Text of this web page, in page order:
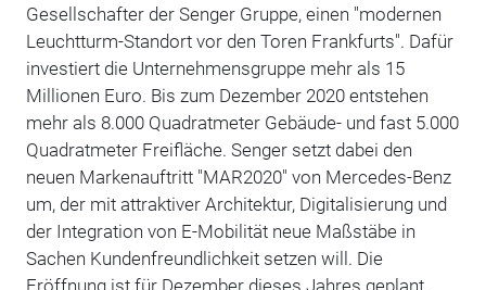
Gesellschafter der Senger Gruppe, einen "modernen
Leuchtturm-Standort vor den Toren Frankfurts". Dafür
investiert die Unternehmensgruppe mehr als 15
Millionen Euro. Bis zum Dezember 2020 entstehen
mehr als 8.000 Quadratmeter Gebäude- und fast 5.000
Quadratmeter Freifläche. Senger setzt dabei den
neuen Markenauftritt "MAR2020" von Mercedes-Benz
um, der mit attraktiver Architektur, Digitalisierung und
der Integration von E-Mobilität neue Maßstäbe in
Sachen Kundenfreundlichkeit setzen will. Die
Eröffnung ist für Dezember dieses Jahres geplant.